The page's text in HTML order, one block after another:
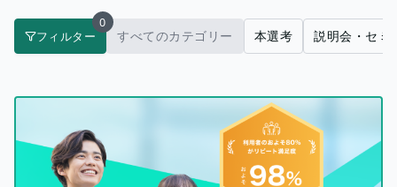
フィルター
0
すべてのカテゴリー 本選考 説明会・セミ